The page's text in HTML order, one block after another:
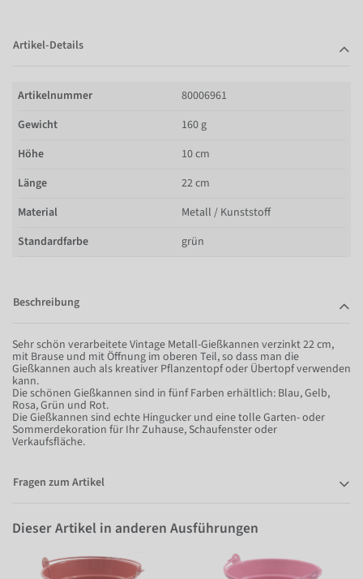
Artikel-Details
Artikelnummer
80006961
Gewicht
160 g
Höhe
10 cm
Länge
22 cm
Material
Metall / Kunststoff
Standardfarbe
grün
Beschreibung
Sehr schön verarbeitete Vintage Metall-Gießkannen verzinkt 22 cm,
mit Brause und mit Öffnung im oberen Teil, so dass man die
Gießkannen auch als kreativer Pflanzentopf oder Übertopf verwenden
kann.
Die schönen Gießkannen sind in fünf Farben erhältlich: Blau, Gelb,
Rosa, Grün und Rot.
Die Gießkannen sind echte Hingucker und eine tolle Garten- oder
Sommerdekoration für Ihr Zuhause, Schaufenster oder
Verkaufsfläche.
Fragen zum Artikel
Dieser Artikel in anderen Ausführungen